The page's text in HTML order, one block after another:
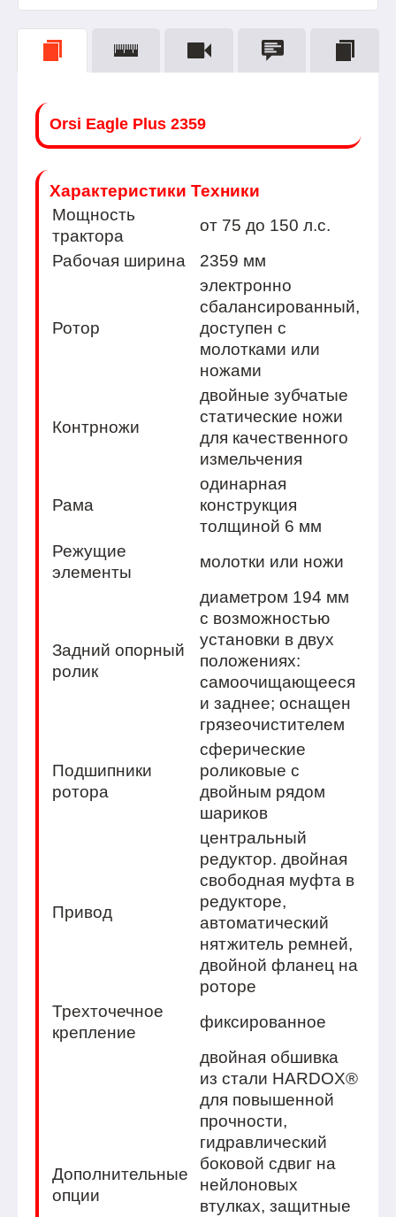
Orsi Eagle Plus 2359
Характеристики Техники
Мощность
тракторa
от 75 до 150 л.с.
Рабочая ширина
2359 мм
Ротор
электронно
сбалансированный,
доступен с
молотками или
ножами
Контрножи
двойные зубчатые
статические ножи
для качественного
измельчения
Рама
одинарная
конструкция
толщиной 6 мм
Режущие
элементы
молотки или ножи
Задний опорный
ролик
диаметром 194 мм
с возможностью
установки в двух
положениях:
самоочищающееся
и заднее; оснащен
грязеочистителем
Подшипники
ротора
сферические
роликовые с
двойным рядом
шариков
Привод
центральный
редуктор. двойная
свободная муфта в
редукторе,
автоматический
нятжитель ремней,
двойной фланец на
роторе
Трехточечное
крепление
фиксированное
Дополнительные
опции
двойная обшивка
из стали HARDOX®
для повышенной
прочности,
гидравлический
боковой сдвиг на
нейлоновых
втулках, защитные